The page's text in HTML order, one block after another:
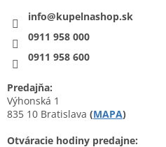
info@kupelnashop.sk
0911 958 000
0911 958 600
Predajňa:
Výhonská 1
835 10 Bratislava (MAPA)
Otváracie hodiny predajne: